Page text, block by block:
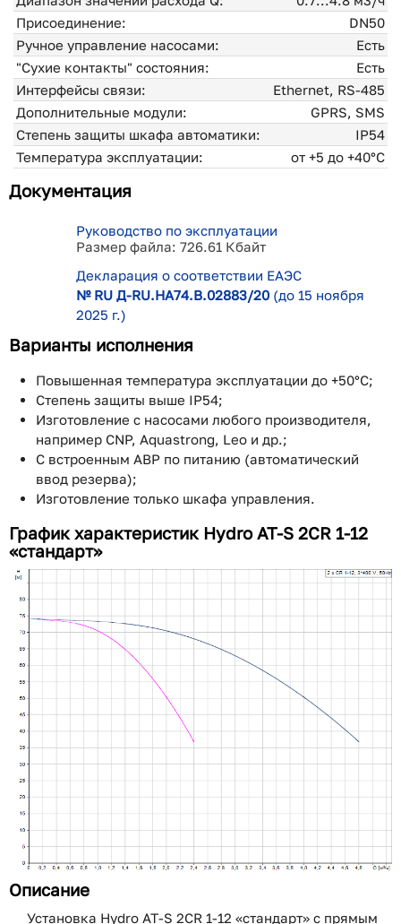
Присоединение:
DN50
Ручное управление насосами:
Есть
"Сухие контакты" состояния:
Есть
Интерфейсы связи:
Ethernet, RS-485
Дополнительные модули:
GPRS, SMS
Степень защиты шкафа автоматики:
IP54
Температура эксплуатации:
от +5 до +40°С
Документация
Руководство по эксплуатации
Размер файла: 726.61 Кбайт
Декларация о соответствии ЕАЭС
№ RU Д-RU.НA74.В.02883/20 (до 15 ноября
2025 г.)
Варианты исполнения
Повышенная температура эксплуатации до +50°С;
Степень защиты выше IP54;
Изготовление с насосами любого производителя,
например CNP, Aquastrong, Leo и др.;
С встроенным АВР по питанию (автоматический
ввод резерва);
Изготовление только шкафа управления.
График характеристик Hydro AT-S 2CR 1-12
«стандарт»
Описание
Установка Hydro AT-S 2CR 1-12 «стандарт» с прямым